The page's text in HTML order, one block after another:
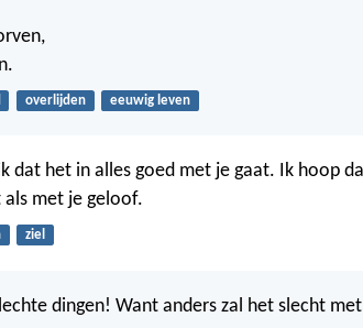
overlijden eeuwig leven
dat het in alles goed met je gaat. Ik hoop
als met je geloof.
ziel
dingen! Want anders zal het slecht